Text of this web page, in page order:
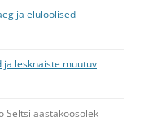
ja eluloolised
ja lesknaiste muutuv
Seltsi aastakoosolek